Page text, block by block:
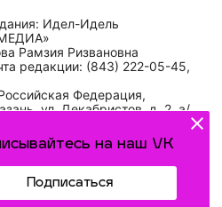
на наш VK
Подписаться
Идел-Идель
Рамзия Ризвановна
редакции: (843) 222-05-45,
Федерация,
ул. Декабристов, д. 2, а/
службой
(Роскомнадзор)